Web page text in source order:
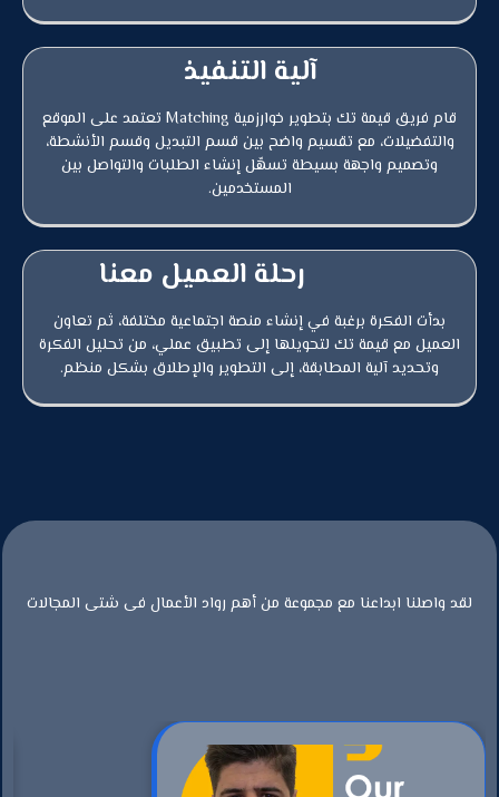
آلية التنفيذ
قام فريق قيمة تك بتطوير خوارزمية Matching تعتمد على الموقع
والتفضيلات، مع تقسيم واضح بين قسم التبديل وقسم الأنشطة،
وتصميم واجهة بسيطة تسهّل إنشاء الطلبات والتواصل بين
المستخدمين.
رحلة العميل معنا
بدأت الفكرة برغبة في إنشاء منصة اجتماعية مختلفة، ثم تعاون
العميل مع قيمة تك لتحويلها إلى تطبيق عملي، من تحليل الفكرة
وتحديد آلية المطابقة، إلى التطوير والإطلاق بشكل منظم.
لقد واصلنا ابداعنا مع مجموعة من أهم رواد الأعمال فى شتى المجالات